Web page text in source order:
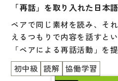
学習者の協働活動の部分を
おすすめです。
「再話」を取り入れた日
ペアで同じ素材を読み、そ
えるつもりで内容を話すと
「ペアによる再話活動」を
背景にある理論、具体的な
コツなどを実践例とともに
初中級 読解 協働学習